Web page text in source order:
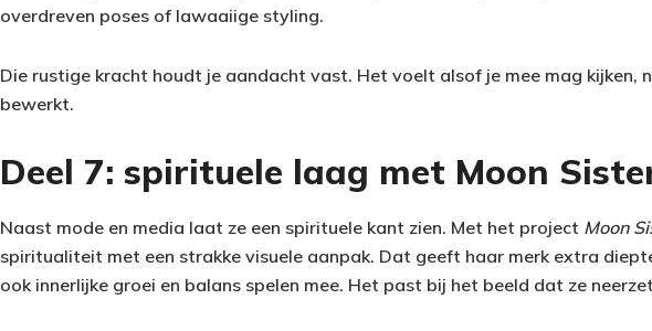
overdreven poses of lawaaiige styling.
Die rustige kracht houdt je aandacht vast. Het voelt alsof je mee mag kijken,
bewerkt.
Deel 7: spirituele laag met Moon
Naast mode en media laat ze een spirituele kant zien. Met het project Moon
spiritualiteit met een strakke visuele aanpak. Dat geeft haar merk extra
ook innerlijke groei en balans spelen mee. Het past bij het beeld dat ze